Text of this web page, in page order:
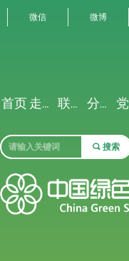
首页 走进联盟 联盟动态 分析解读
끠 搜索
微信 微博